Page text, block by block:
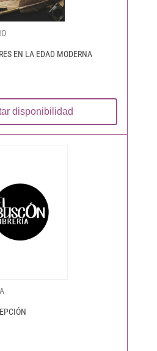
EN LA EDAD MODERNA
disponibilidad